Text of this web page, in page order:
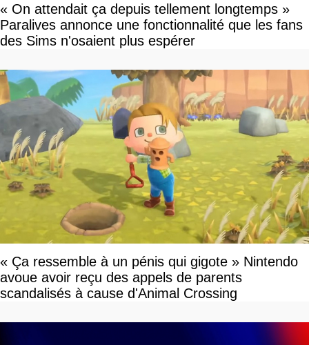
« On attendait ça depuis tellement longtemps »
Paralives annonce une fonctionnalité que les fans
des Sims n'osaient plus espérer
« Ça ressemble à un pénis qui gigote » Nintendo
avoue avoir reçu des appels de parents
scandalisés à cause d'Animal Crossing